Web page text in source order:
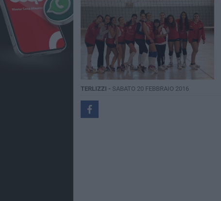
TERLIZZI - SABATO 20 FEBBRAIO 2016